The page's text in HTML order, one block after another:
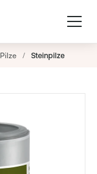
Pilze / Steinpilze